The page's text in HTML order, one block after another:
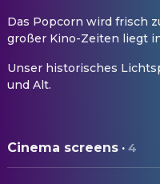
Das Popcorn wird frisch
großer Kino-Zeiten liegt
Unser historisches
und Alt.
Cinema screens · 4